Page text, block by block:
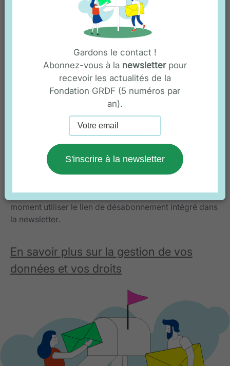
Recevez les dernières actualités de la
Fondation GRDF
Votre adresse de messagerie est uniquement utilisée
GRDF concernant son actualité. Vous pouvez à tout
moment utiliser le lien de désabonnement intégré dans
la newsletter.
En savoir plus sur la gestion de vos
données et vos droits
Gardons le contact !
Abonnez-vous à la newsletterpour
recevoir les actualités de la
Fondation GRDF (5 numéros par
an).
S'inscrire à la newsletter